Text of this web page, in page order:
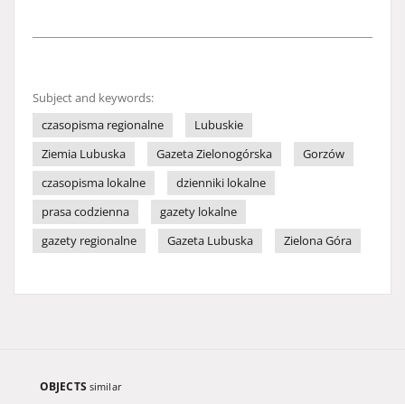
Subject and keywords:
czasopisma regionalne
Lubuskie
Ziemia Lubuska
Gazeta Zielonogórska
Gorzów
czasopisma lokalne
dzienniki lokalne
prasa codzienna
gazety lokalne
gazety regionalne
Gazeta Lubuska Zielona Góra
OBJECTS similar